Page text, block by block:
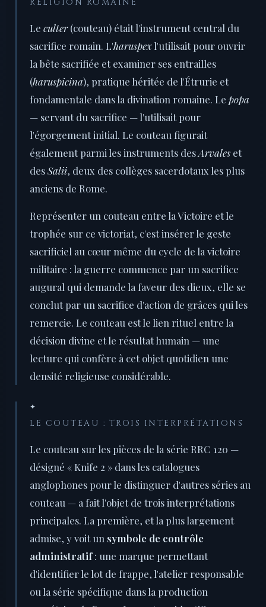
RELIGION ROMAINE
Le culter(couteau) était l'instrument central du
sacrifice romain. L'haruspexl'utilisait pour ouvrir
la bête sacrifiée et examiner ses entrailles
(haruspicina), pratique héritée de l'Étrurie et
fondamentale dans la divination romaine. Le popa
— servant du sacrifice — l'utilisait pour
l'égorgement initial. Le couteau figurait
également parmi les instruments desArvales et
desSalii, deux des collèges sacerdotaux les plus
anciens de Rome.
Représenter un couteau entre la Victoire et le
trophée sur ce victoriat, c'est insérer le geste
sacrificiel au cœur même du cycle de la victoire
militaire : la guerre commence par un sacrifice
augural qui demande la faveur des dieux, elle se
conclut par un sacrifice d'action de grâces qui les
remercie. Le couteau est le lien rituel entre la
décision divine et le résultat humain — une
lecture qui confère à cet objet quotidien une
densité religieuse considérable.
✦
LE COUTEAU : TROIS INTERPRÉTATIONS
Le couteau sur les pièces de la série RRC 120 —
désigné « Knife 2 » dans les catalogues
anglophones pour le distinguer d'autres séries au
couteau — a fait l'objet de trois interprétations
principales. La première, et la plus largement
admise, y voit un symbole de contrôle
administratif: une marque permettant
d'identifier le lot de frappe, l'atelier responsable
ou la série spécifique dans la production